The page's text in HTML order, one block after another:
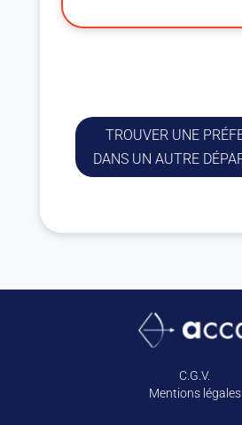
TROUVER UNE
DANS UN AUTRE
C.G.V.
Mentions légales